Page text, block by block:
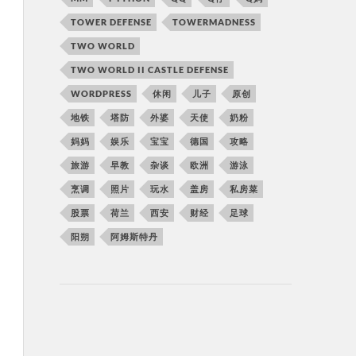
TOWER DEFENSE TOWERMADNESS
TWO WORLD
TWO WORLD II CASTLE DEFENSE
WORDPRESS 休闲 儿子 原创
地铁 塔防 外婆 天使 奶粉
妈妈 娱乐 宝宝 德国 攻略
旅游 早教 杂谈 欧洲 游泳
烹调 照片 玩水 盖房 私房菜
股票 荷兰 西安 财经 足球
阳朔 阿姆斯特丹